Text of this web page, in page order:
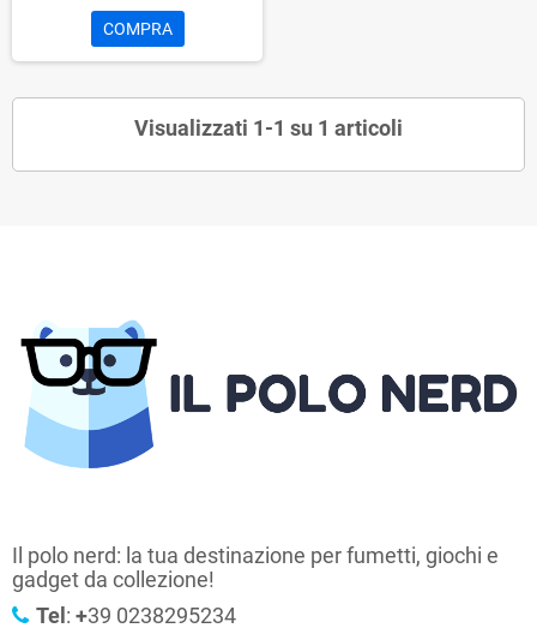
COMPRA
Visualizzati 1-1 su 1 articoli
Il polo nerd: la tua destinazione per fumetti, giochi e
gadget da collezione!
Tel : +39 0238295234